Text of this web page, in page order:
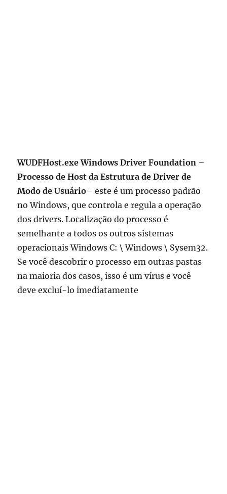
WUDFHost.exe Windows Driver Foundation –
Processo de Host da Estrutura de Driver de
Modo de Usuário– este é um processo padrão
no Windows, que controla e regula a operação
dos drivers. Localização do processo é
semelhante a todos os outros sistemas
operacionais Windows C: \ Windows \ Sysem32.
Se você descobrir o processo em outras pastas
na maioria dos casos, isso é um vírus e você
deve excluí-lo imediatamente